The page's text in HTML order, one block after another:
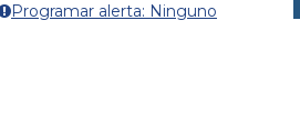
Programar alerta: Ninguno